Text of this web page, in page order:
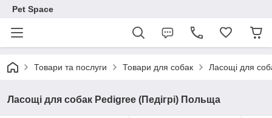
Pet Space
Товари та послуги Товари для собак Ласощі для
Ласощі для собак Pedigree (Педігрі) Польща